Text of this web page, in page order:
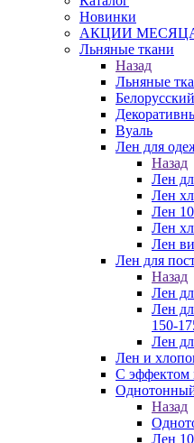
Новинки
АКЦИИ
Льняные ткани
Назад
Льняные
Белорусский
Вуаль
Лен для
Назад
Лен
Лен
Лен
Лен
Лен
Лен для
Назад
Лен
Лен
150-
Лен
Лен и
С эффектом
Назад
Лен